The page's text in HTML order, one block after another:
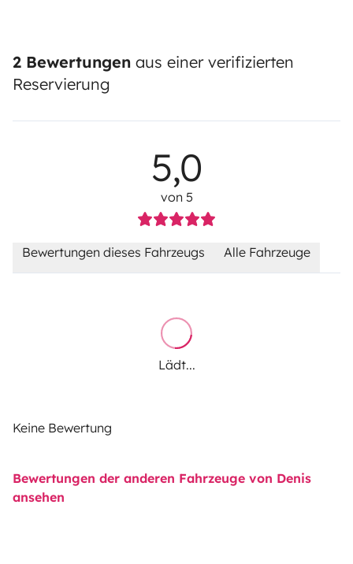
2 Bewertungen aus einer verifizierten
Reservierung
5,0
von 5
Bewertungen dieses Fahrzeugs Alle Fahrzeuge
Lädt...
Keine Bewertung
Bewertungen der anderen Fahrzeuge von Denis
ansehen